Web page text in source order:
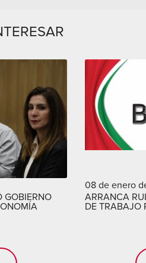
GOBIERNO
08 de enero
ARRANCA
DE TRABAJO